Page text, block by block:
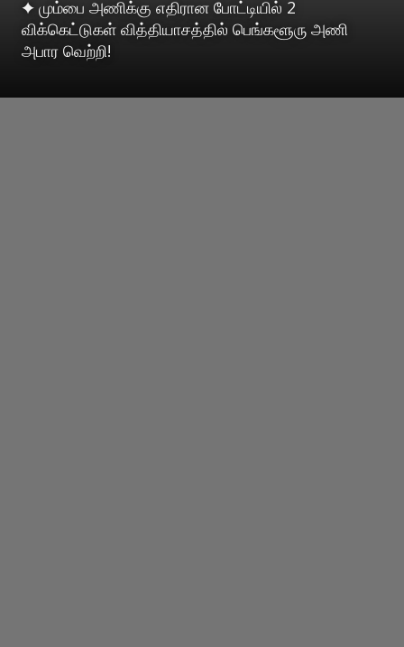
✦ மும்பை அணிக்கு எதிரான போட்டியில் 2
விக்கெட்டுகள் வித்தியாசத்தில் பெங்களூரு அணி
அபார வெற்றி!